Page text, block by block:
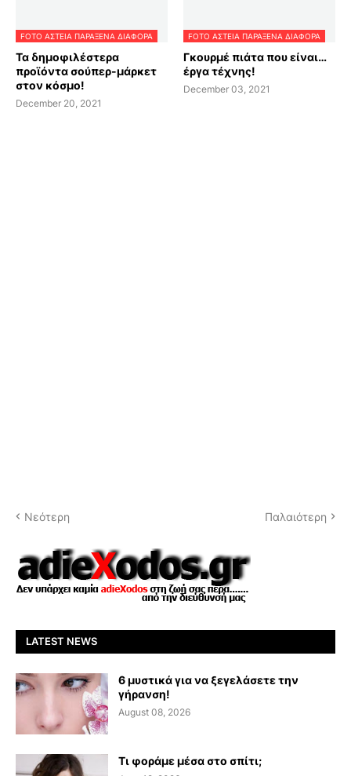
FOTO ΑΣΤΕΙΑ ΠΑΡΑΞΕΝΑ ΔΙΑΦΟΡΑ
Τα δημοφιλέστερα
προϊόντα σούπερ-μάρκετ
στον κόσμο!
December 20, 2021
FOTO ΑΣΤΕΙΑ ΠΑΡΑΞΕΝΑ ΔΙΑΦΟΡΑ
Γκουρμέ πιάτα που είναι…
έργα τέχνης!
December 03, 2021
Νεότερη Παλαιότερη
LATEST NEWS
6 μυστικά για να ξεγελάσετε την
γήρανση!
August 08, 2026
Τι φοράμε μέσα στο σπίτι;